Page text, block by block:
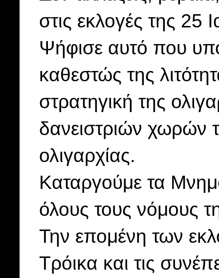
στις εκλογές της 25
Ψήφισε αυτό που
καθεστώς της
στρατηγική της
δανειστριών χωρών
ολιγαρχίας.
Καταργούμε τα
όλους τους νόμους
Την επομένη των
Τρόικα και τις